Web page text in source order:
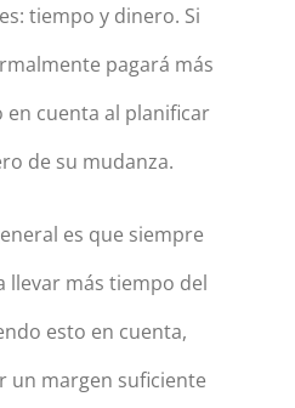
tiempo y dinero. Si
pagará más
en cuenta al planificar
de su mudanza.
es que siempre
llevar más tiempo del
esto en cuenta,
un margen suficiente